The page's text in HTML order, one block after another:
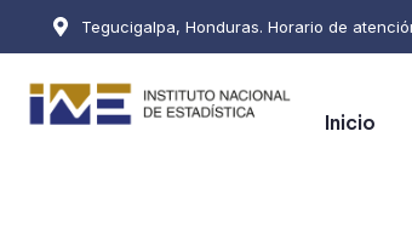
Tegucigalpa, Honduras. Horario de
Inicio